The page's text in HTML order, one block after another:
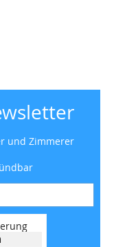
und Zimmerer